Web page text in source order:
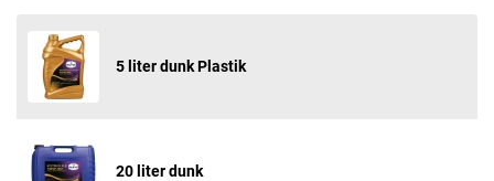
5 liter dunk Plastik
20 liter dunk